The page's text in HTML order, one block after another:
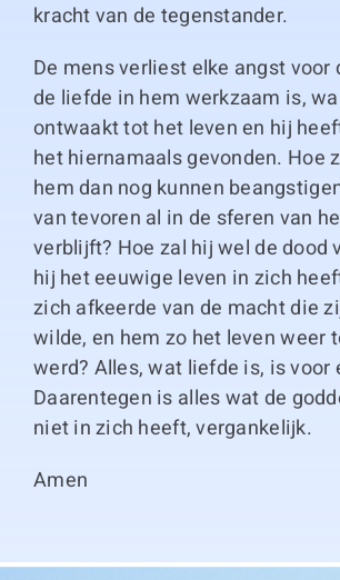
kracht van de tegenstander.
De mens verliest elke angst voor
de liefde in hem werkzaam is,
ontwaakt tot het leven en hij
het hiernamaals gevonden. Hoe
hem dan nog kunnen
van tevoren al in de sferen van
verblijft? Hoe zal hij wel de dood
hij het eeuwige leven in zich
zich afkeerde van de macht die
wilde, en hem zo het leven weer
werd? Alles, wat liefde is, is voor
Daarentegen is alles wat de
niet in zich heeft, vergankelijk.
Amen